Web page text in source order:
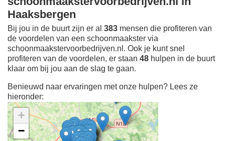
Haaksbergen
Bij jou in de buurt zijn er al 383 mensen die profiteren van
de voordelen van een schoonmaakster via
schoonmaakstervoorbedrijven.nl. Ook je kunt snel
profiteren van de voordelen, er staan 48 hulpen in de buurt
klaar om bij jou aan de slag te gaan.
Benieuwd naar ervaringen met onze hulpen? Lees ze
hieronder:
Ontdek meer ervaringen
+
−